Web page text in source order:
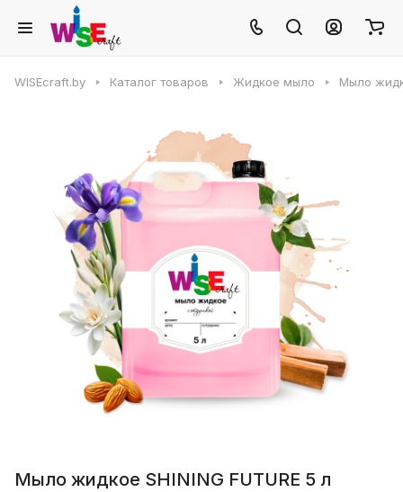
WISEcraft.by Каталог товаров Жидкое мыло Мыло
Мыло жидкое SHINING FUTURE 5 л